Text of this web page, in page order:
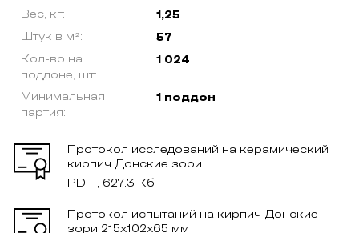
Вес, кг: 1,25
Штук в м²: 57
Кол-во на
поддоне, шт:
1 024
Минимальная
партия:
1 поддон
Протокол исследований на керамический
кирпич Донские зори
PDF , 627.3 Кб
Протокол испытаний на кирпич Донские
зори 215x102x65 мм